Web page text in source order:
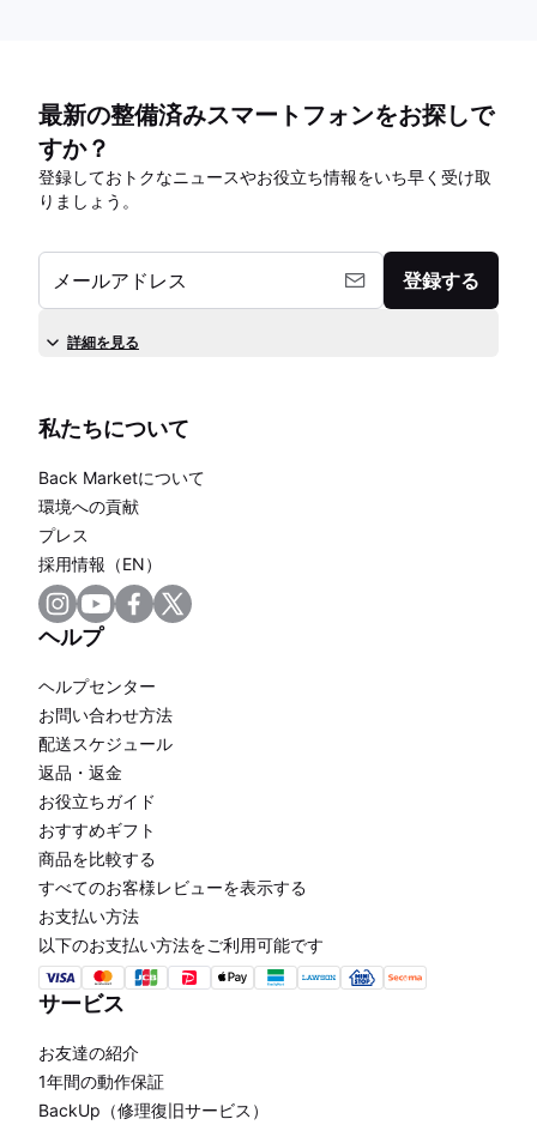
最新の整備済みスマートフォンをお探しで
すか？
登録しておトクなニュースやお役立ち情報をいち早く受け取
りましょう。
メールアドレス 登録する
詳細を見る
私たちについて
Back Marketについて
環境への貢献
プレス
採用情報（EN）
ヘルプ
ヘルプセンター
お問い合わせ方法
配送スケジュール
返品・返金
お役立ちガイド
おすすめギフト
商品を比較する
すべてのお客様レビューを表示する
お支払い方法
以下のお支払い方法をご利用可能です
サービス
お友達の紹介
1年間の動作保証
BackUp（修理復旧サービス）